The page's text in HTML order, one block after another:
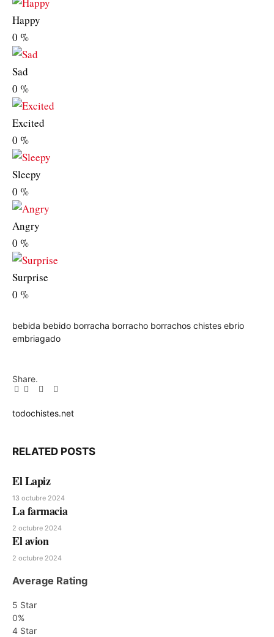
Happy
0 %
Sad
0 %
Excited
0 %
Sleepy
0 %
Angry
0 %
Surprise
0 %
bebida bebido borracha borracho borrachos chistes ebrio
embriagado
Share.
Facebook
TwitterPinterest
LinkedIn
Tumblr
Email
todochistes.net
RELATED POSTS
El Lapiz
13 octubre 2024
La farmacia
2 octubre 2024
El avion
2 octubre 2024
Average Rating
5 Star
0%
4 Star